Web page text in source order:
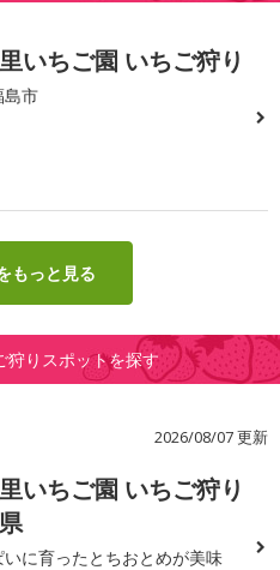
いちご園 いちご狩り
島市
もっと見る
狩りスポットを探す
2026/08/07 更新
いちご園 いちご狩り
に育ったとちおとめが美味